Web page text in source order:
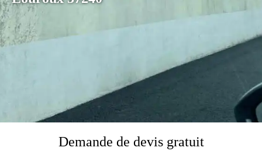
Demande de devis gratuit